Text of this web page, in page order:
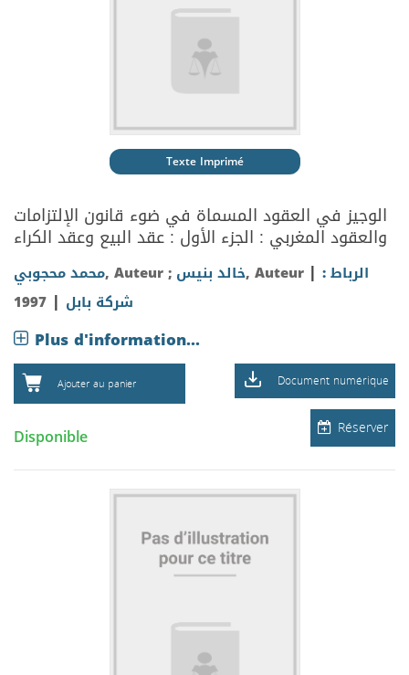
Texte Imprimé
الوجيز في العقود المسماة في ضوء قانون الإلتزامات
والعقود المغربي : الجزء الأول : عقد البيع وعقد الكراء
محمد محجوبي, Auteur ; خالد بنيس, Auteur | الرباط :
شركة بابل |
1997
Plus d'information...
Ajouter au panier Document numérique
Réserver
Disponible